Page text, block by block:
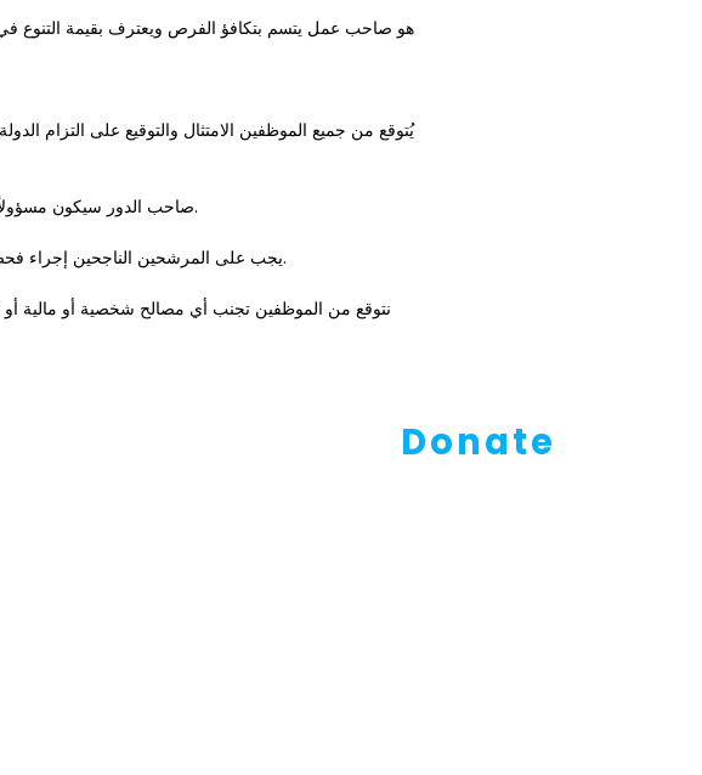
يُتوقع من جميع الموظفين الامتثال والتوقيع على التزام
صاحب الدور سيكون مسؤولاً بشكل مباشر والإشراف على الموظفين الذين يعملون مع اتصال مكثف مع الأطفال و / أو الشباب.
يجب على المرشحين الناجحين إجراء فحص رسمي للسجل الجنائي ، أو إذا لم يكن ذلك ممكنًا ، قم بإكمال إقرار ذاتي بشأن أي إدانات جنائية.
نتوقع من الموظفين تجنب أي مصالح شخصية أو مالية أو
Donate